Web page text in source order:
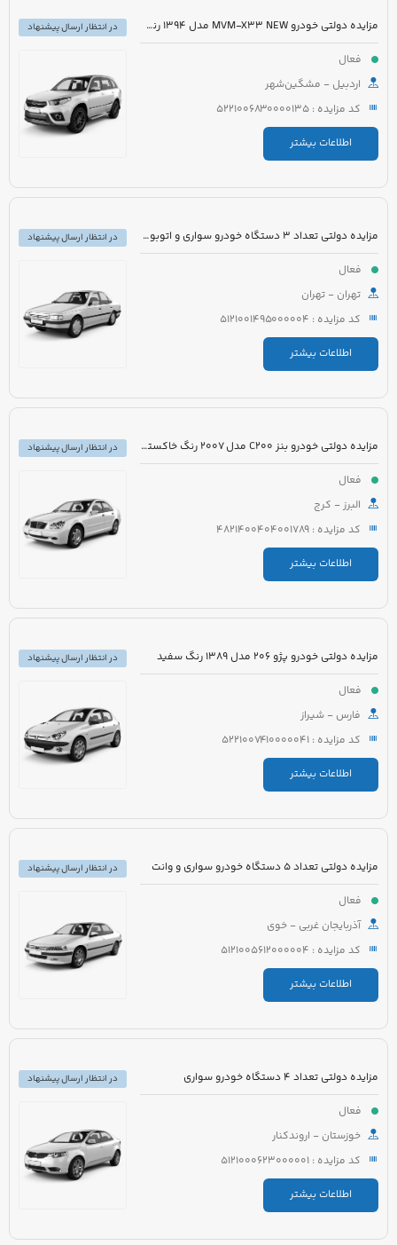
مزایده دولتی خودرو MVM-X33 NEW مدل 1394 رنگ سفید
فعال
اردبیل - مشگین‌شهر
کد مزایده : 5221006830000135
اطلاعات بیشتر
در انتظار ارسال پیشنهاد
مزایده دولتی تعداد 3 دستگاه خودرو سواری و اتوبوس
فعال
تهران - تهران
کد مزایده : 5121001495000004
اطلاعات بیشتر
در انتظار ارسال پیشنهاد
مزایده دولتی خودرو بنز C200 مدل 2007 رنگ خاکستری
فعال
البرز - کرج
کد مزایده : 4821400404001789
اطلاعات بیشتر
در انتظار ارسال پیشنهاد
مزایده دولتی خودرو پژو 206 مدل 1389 رنگ سفید
فعال
فارس - شیراز
کد مزایده : 5221007410000041
اطلاعات بیشتر
در انتظار ارسال پیشنهاد
مزایده دولتی تعداد 5 دستگاه خودرو سواری و وانت
فعال
آذربایجان غربی - خوی
کد مزایده : 5121005612000004
اطلاعات بیشتر
در انتظار ارسال پیشنهاد
مزایده دولتی تعداد 4 دستگاه خودرو سواری
فعال
خوزستان - اروندکنار
کد مزایده : 5121000623000001
اطلاعات بیشتر
در انتظار ارسال پیشنهاد